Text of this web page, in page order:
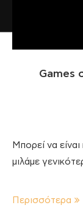
Games
Μπορεί να
μιλάμε
Περισσότερα